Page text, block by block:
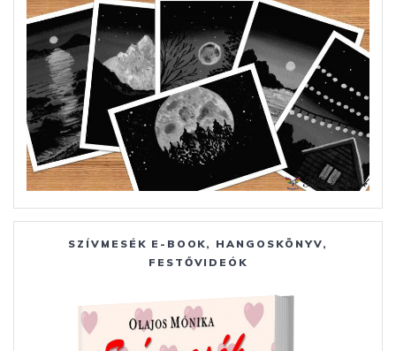
SZÍVMESÉK E-BOOK, HANGOSKÖNYV,
FESTŐVIDEÓK